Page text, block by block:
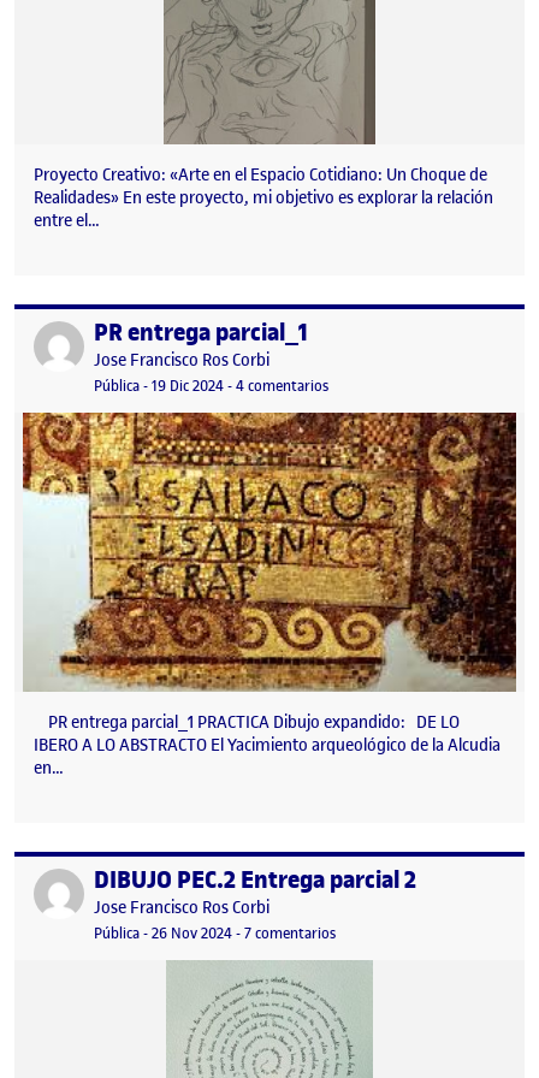
Proyecto Creativo: «Arte en el Espacio Cotidiano: Un Choque de
Realidades» En este proyecto, mi objetivo es explorar la relación
entre el…
Publicado porPR entrega parcial_1
Publicado por
Jose Francisco Ros Corbi
Visibilidad:
Pública-Fecha de publicación
19 Dic 202419 diciembre, 2024 10:14 pm
-4 comentariosen PR entrega parcial_1
PR entrega parcial_1 PRACTICA Dibujo expandido: DE LO
IBERO A LO ABSTRACTO El Yacimiento arqueológico de la Alcudia
en…
Publicado porDIBUJO PEC.2 Entrega parcial 2
Publicado por
Jose Francisco Ros Corbi
Visibilidad:
Pública-Fecha de publicación
26 Nov 202429 noviembre, 2024 11:17 am
-7 comentariosen DIBUJO PEC.2 Entrega